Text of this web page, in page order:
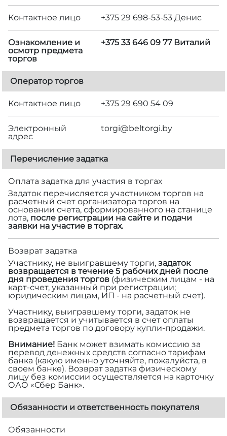
Контактное лицо +375 29 698-53-53 Денис
Ознакомление и
осмотр предмета
торгов
+375 33 646 09 77 Виталий
Оператор торгов
Контактное лицо +375 29 690 54 09
Электронный
адрес
torgi@beltorgi.by
Перечисление задатка
Оплата задатка для участия в торгах
Задаток перечисляется участником торгов на
расчетный счет организатора торгов на
основании счета, сформированного на станице
лота, после регистрации на сайте и подачи
заявки на участие в торгах.
Возврат задатка
Участнику, не выигравшему торги, задаток
возвращается в течение 5 рабочих дней после
дня проведения торгов (физическим лицам - на
карт-счет, указанный при регистрации;
юридическим лицам, ИП - на расчетный счет).
Участнику, выигравшему торги, задаток не
возвращается и учитывается в счет оплаты
предмета торгов по договору купли-продажи.
Внимание! Банк может взимать комиссию за
перевод денежных средств согласно тарифам
банка (какую именно уточняйте, пожалуйста, в
своем банке). Возврат задатка физическому
лицу без комиссии осуществляется на карточку
ОАО «Сбер Банк».
Обязанности и ответственность покупателя
Обязанности